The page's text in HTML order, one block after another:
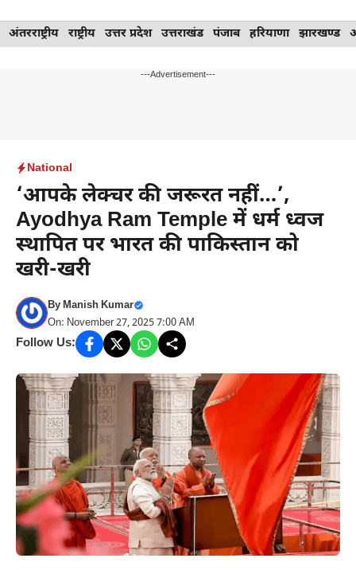
Skip
to
अंतरराष्ट्रीय राष्ट्रीय उत्तर प्रदेश उत्तराखंड पंजाब हरियाणा झारखण्ड
---Advertisement---
National
‘आपके लेक्चर की जरूरत नहीं…’,
Ayodhya Ram Temple में धर्म ध्वज
स्थापित पर भारत की पाकिस्तान को
खरी-खरी
ByManish Kumar
On: November 27, 2025 7:00 AM
Follow Us: